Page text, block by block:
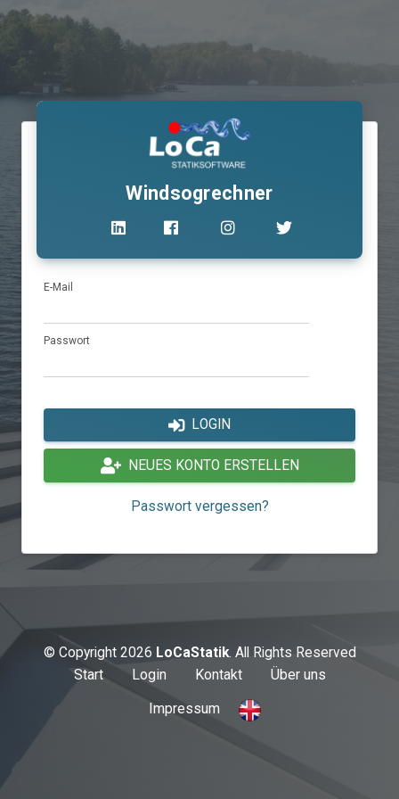
Windsogrechner
E-Mail
Passwort
LOGIN
NEUES KONTO ERSTELLEN
Passwort vergessen?
© Copyright 2026 LoCaStatik. All Rights Reserved
Start Login Kontakt
Über uns
Impressum